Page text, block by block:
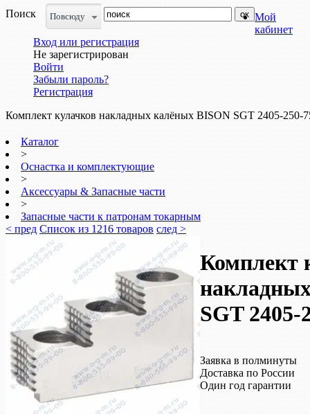
Поиск
Повсюду
Мой
кабинет
Вход или регистрация
Не зарегистрирован
Войти
Забыли пароль?
Регистрация
Комплект кулачков накладных калёных BISON SGT 2405-250-
Каталог
>
Оснастка и комплектующие
>
Аксессуары & Запасные части
>
Запасные части к патронам токарным
< пред Список из 1216 товаров след >
Комплект
SGT 2405-
Заявка в полминуты
Доставка по России
Один год гарантии